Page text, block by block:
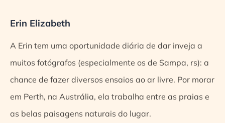
Erin Elizabeth
A Erin tem uma oportunidade diária de dar inveja a
muitos fotógrafos (especialmente os de Sampa, rs): a
chance de fazer diversos ensaios ao ar livre. Por morar
em Perth, na Austrália, ela trabalha entre as praias e
as belas paisagens naturais do lugar.